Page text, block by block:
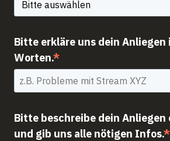
Bitte erkläre uns dein Anliegen
Worten.*
Bitte beschreibe dein Anliegen
und gib uns alle nötigen Infos.*